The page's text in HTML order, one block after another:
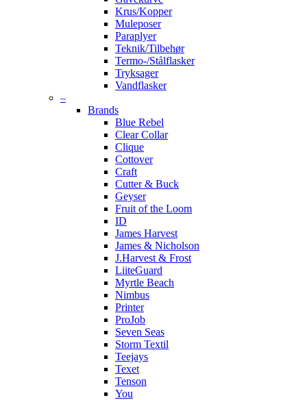
Krus/Kopper
Muleposer
Paraplyer
Teknik/Tilbehør
Termo-/Stålflasker
Tryksager
Vandflasker
–
Brands
Blue Rebel
Clear Collar
Clique
Cottover
Craft
Cutter & Buck
Geyser
Fruit of the Loom
ID
James Harvest
James & Nicholson
J.Harvest & Frost
LiiteGuard
Myrtle Beach
Nimbus
Printer
ProJob
Seven Seas
Storm Textil
Teejays
Texet
Tenson
You